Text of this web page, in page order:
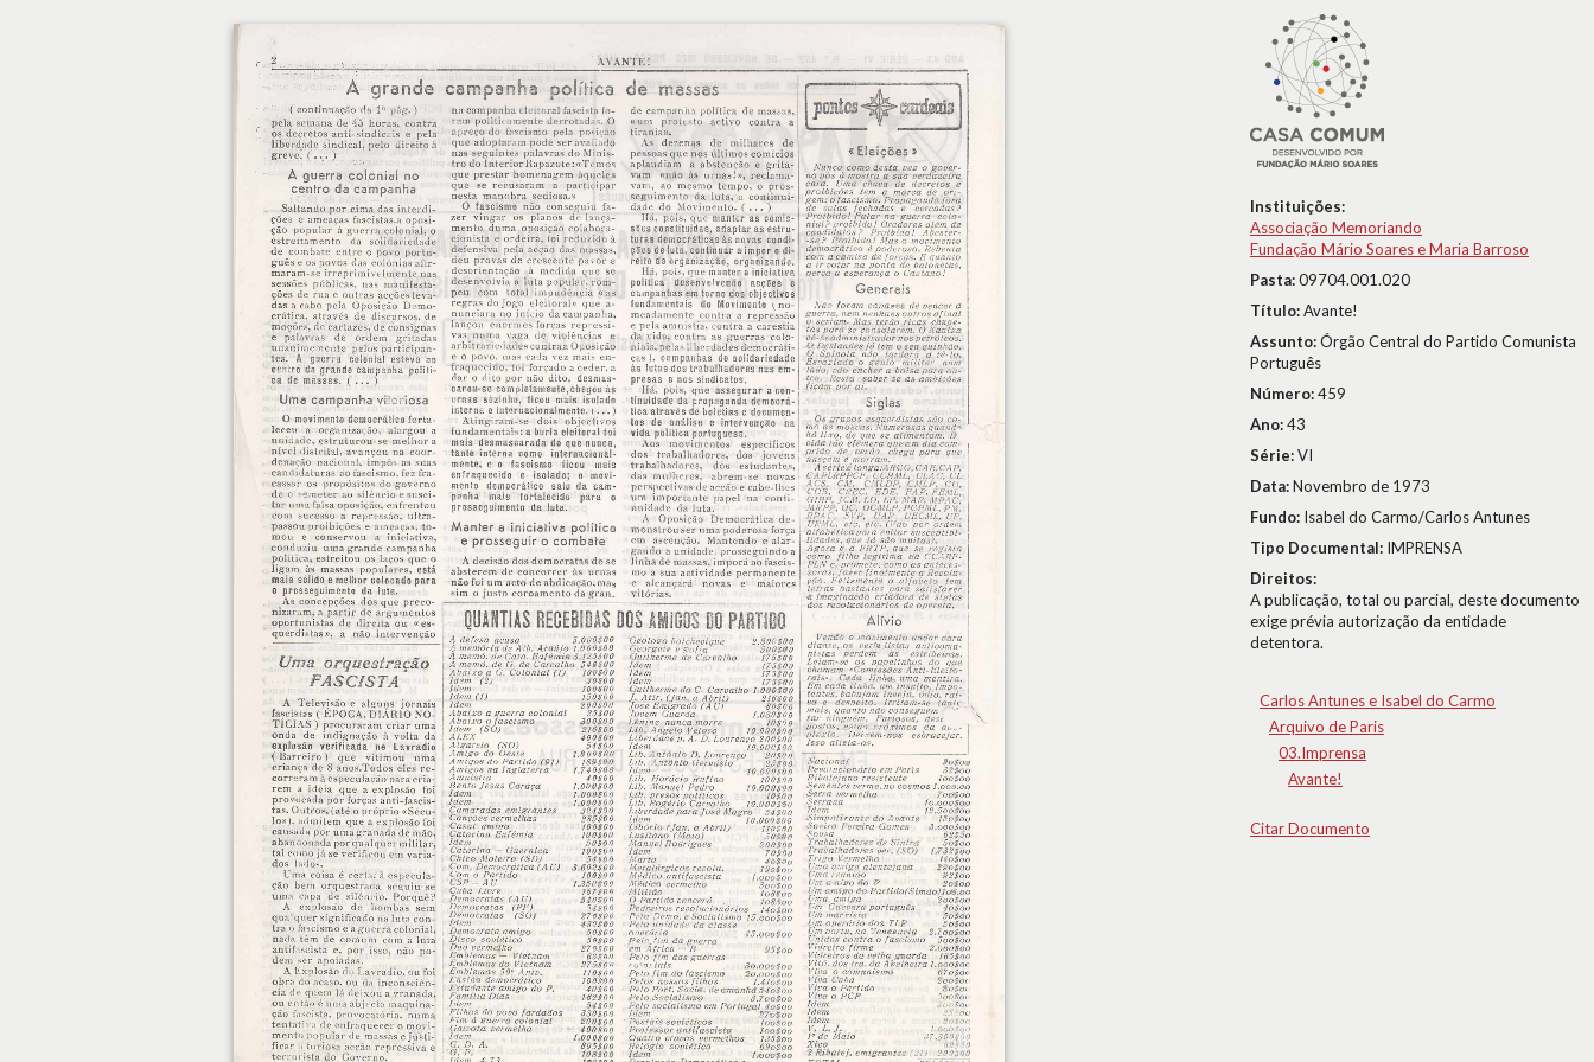
Instituições:
Associação Memoriando
Fundação Mário Soares e Maria Barroso
Pasta:09704.001.020
Título:Avante!
Assunto:Órgão Central do Partido Comunista
Português
Número:459
Ano:43
Série:VI
Data:Novembro de 1973
Fundo: Isabel do Carmo/Carlos Antunes
Tipo Documental: IMPRENSA
Direitos:
A publicação, total ou parcial, deste documento
exige prévia autorização da entidade
detentora.
Carlos Antunes e Isabel do Carmo
Arquivo de Paris
03.Imprensa
Avante!
Citar Documento